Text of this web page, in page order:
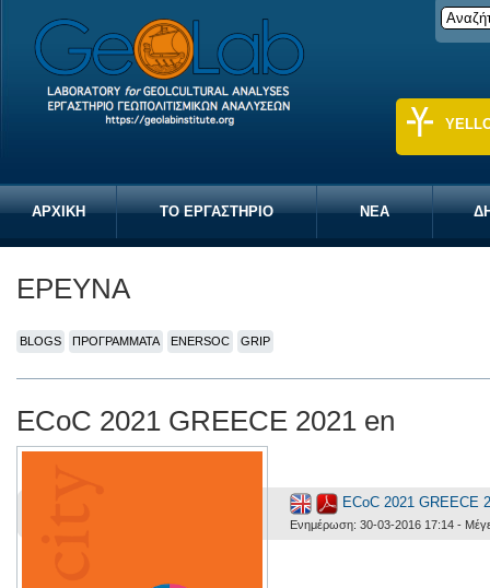
ΑΡΧΙΚΗ ΤΟ ΕΡΓΑΣΤΗΡΙΟ ΝΕΑ
ΕΡΕΥΝΑ
BLOGS ΠΡΟΓΡΑΜΜΑΤΑ ENERSOC GRIP
ECoC 2021 GREECE 2021 en
ECoC 2021 GREECE
Ενημέρωση: 30-03-2016 17:14 -